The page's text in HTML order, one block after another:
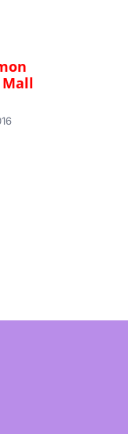
Mall